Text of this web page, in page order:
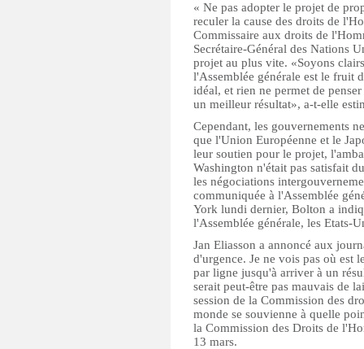
« Ne pas adopter le projet de
reculer la cause des droits de
Commissaire aux droits de
Secrétaire-Général des Nations
projet au plus vite. «Soyons
l'Assemblée générale est le fruit
idéal, et rien ne permet de
un meilleur résultat», a-t-elle
Cependant, les gouvernements
que l'Union Européenne et le
leur soutien pour le projet,
Washington n'était pas satisfait
les négociations
communiquée à l'Assemblée
York lundi dernier, Bolton a
l'Assemblée générale, les Etats-
Jan Eliasson a annoncé aux
d'urgence. Je ne vois pas où est
par ligne jusqu'à arriver à un
serait peut-être pas mauvais de
session de la Commission des
monde se souvienne à quelle
la Commission des Droits de
13 mars.